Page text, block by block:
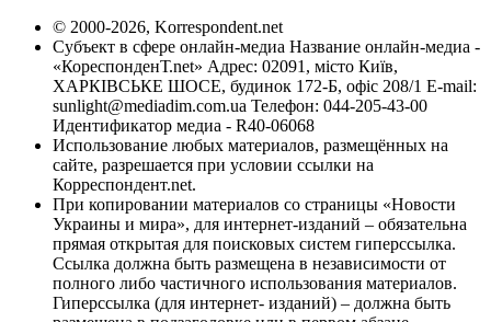
© 2000-2026, Korrespondent.net
Субъект в сфере онлайн-медиа Название онлайн-медиа -
«КореспонденТ.net» Адрес: 02091, місто Київ,
ХАРКІВСЬКЕ ШОСЕ, будинок 172-Б, офіс 208/1 E-mail:
sunlight@mediadim.com.ua Телефон: 044-205-43-00
Идентификатор медиа - R40-06068
Использование любых материалов, размещённых на
сайте, разрешается при условии ссылки на
Корреспондент.net.
При копировании материалов со страницы «Новости
Украины и мира», для интернет-изданий – обязательна
прямая открытая для поисковых систем гиперссылка.
Ссылка должна быть размещена в независимости от
полного либо частичного использования материалов.
Гиперссылка (для интернет- изданий) – должна быть